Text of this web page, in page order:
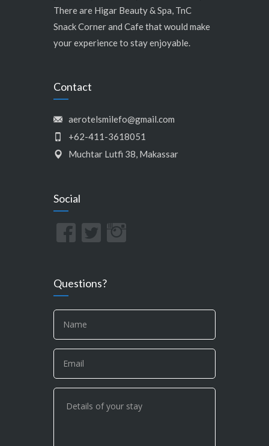
There are Higar Beauty & Spa, TnC
Snack Corner and Cafe that would make
your experience to stay enjoyable.
Contact
aerotelsmilefo@gmail.com
+62-411-3618051
Muchtar Lutfi 38, Makassar
Social
Questions?